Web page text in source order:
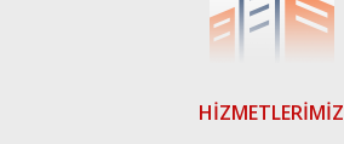
HİZMETLERİMİZ